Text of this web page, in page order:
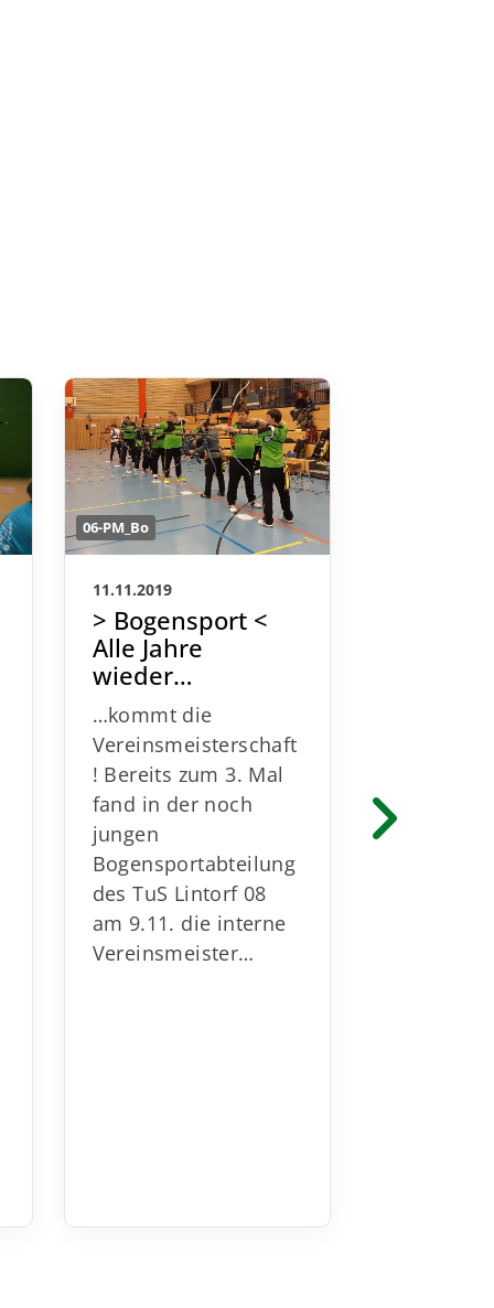
06-PM_Bo
11.11.2019
> Bogensport <
Alle Jahre
wieder…
…kommt die
Vereinsmeisterschaft
! Bereits zum 3. Mal
fand in der noch
jungen
Bogensportabteilung
des TuS Lintorf 08
am 9.11. die interne
Vereinsmeister…